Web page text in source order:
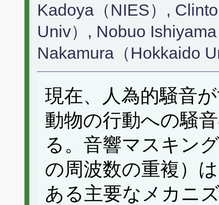
Kadoya（NIES）,
Univ）, Nobuo
Nakamura（Hokkaido
現在、人為的騒音
動物の行動への騒
る。音響マスキン
の周波数の重複）
ある主要なメカニ